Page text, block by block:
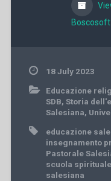
Boscosoft
18 July 2023
Educazione
SDB, Storia
Salesiana,
educazione
insegnamento
Pastorale
scuola spirituale
salesiana